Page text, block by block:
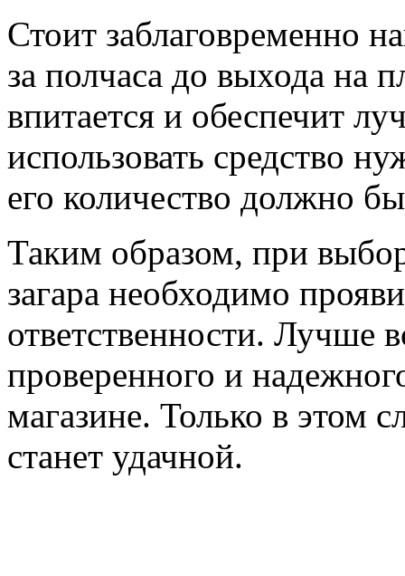
Стоит заблаговременно
за полчаса до выхода на
впитается и обеспечит
использовать средство
его количество должно
Таким образом, при
загара необходимо
ответственности. Лучше
проверенного и
магазине. Только в этом
станет удачной.